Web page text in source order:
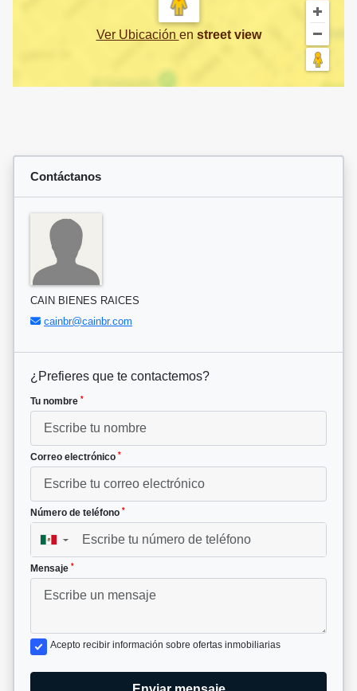
Ver Ubicación en street view
Contáctanos
CAIN BIENES RAICES
cainbr@cainbr.com
¿Prefieres que te contactemos?
Tu nombre *
Correo electrónico *
Número de teléfono *
▼
Mensaje *
Acepto recibir información sobre ofertas inmobiliarias